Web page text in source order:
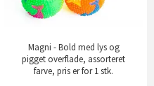
Magni - Bold med lys og
pigget overflade, assorteret
farve, pris er for 1 stk.